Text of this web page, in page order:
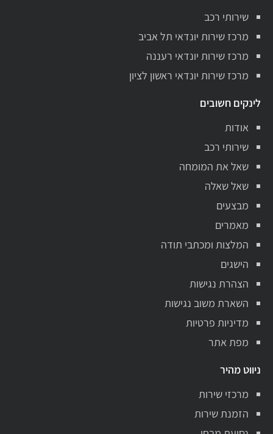
שירותי רכב
מרכז שירות יונדאי תל אביב
מרכז שירות יונדאי רעננה
מרכז שירות יונדאי ראשון לציון
לינקים חשובים
אודות
שירותי רכב
שאל את המומחה
שאל שאלה
מבצעים
מאמרים
המלצות ומכתבי תודה
הישגים
הצהרת נגישות
השארת משוב נגישות
מדיניות פרטיות
מפת אתר
ניווט מהיר
מרכזי שירות
הזמנת שירות